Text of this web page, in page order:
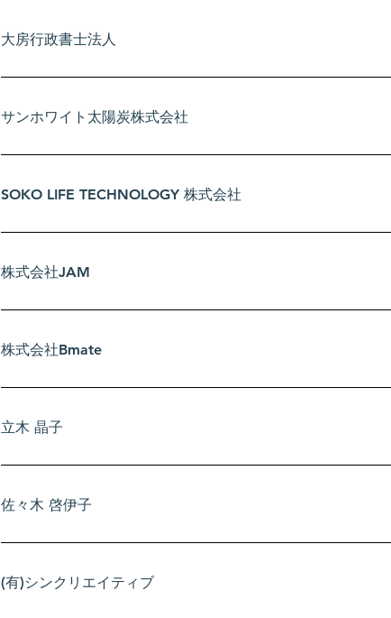
大房行政書士法人
サンホワイト太陽炭株式会社
SOKO LIFE TECHNOLOGY 株式会社
株式会社JAM
​株式会社Bmate
立木 晶子
佐々木 啓伊子
(有)シンクリエイティブ